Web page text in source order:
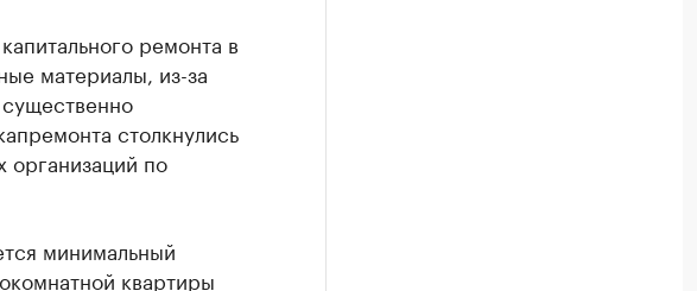
ремонта в
материалы, из-за
столкнулись
по
минимальный
квартиры